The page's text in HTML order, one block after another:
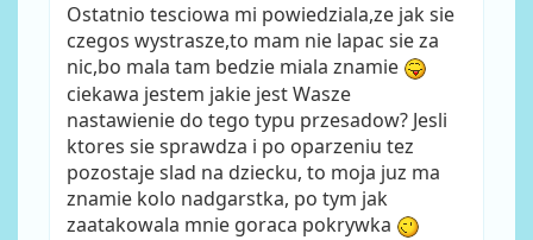
Ostatnio tesciowa mi powiedziala,ze jak sie
czegos wystrasze,to mam nie lapac sie za
nic,bo mala tam bedzie miala znamie
ciekawa jestem jakie jest Wasze
nastawienie do tego typu przesadow? Jesli
ktores sie sprawdza i po oparzeniu tez
pozostaje slad na dziecku, to moja juz ma
znamie kolo nadgarstka, po tym jak
zaatakowala mnie goraca pokrywka